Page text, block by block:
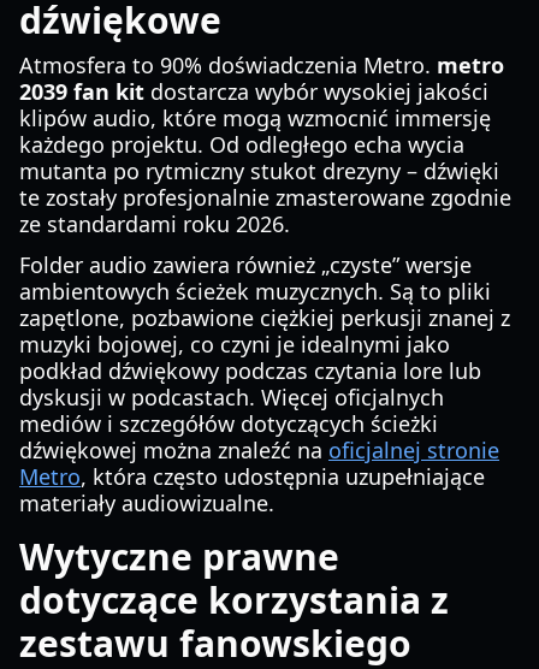
dźwiękowe
Atmosfera to 90% doświadczenia Metro. metro
2039 fan kit dostarcza wybór wysokiej jakości
klipów audio, które mogą wzmocnić immersję
każdego projektu. Od odległego echa wycia
mutanta po rytmiczny stukot drezyny – dźwięki
te zostały profesjonalnie zmasterowane zgodnie
ze standardami roku 2026.
Folder audio zawiera również „czyste” wersje
ambientowych ścieżek muzycznych. Są to pliki
zapętlone, pozbawione ciężkiej perkusji znanej z
muzyki bojowej, co czyni je idealnymi jako
podkład dźwiękowy podczas czytania lore lub
dyskusji w podcastach. Więcej oficjalnych
mediów i szczegółów dotyczących ścieżki
dźwiękowej można znaleźć na oficjalnej stronie
Metro, która często udostępnia uzupełniające
materiały audiowizualne.
Wytyczne prawne
dotyczące korzystania z
zestawu fanowskiego